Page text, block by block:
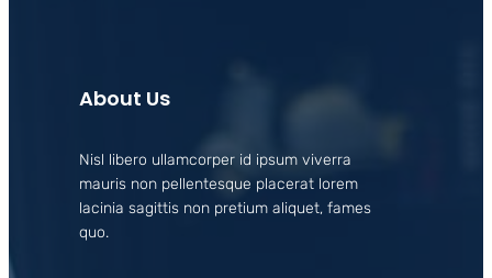
About Us
Nisl libero ullamcorper id ipsum viverra
mauris non pellentesque placerat lorem
lacinia sagittis non pretium aliquet, fames
quo.